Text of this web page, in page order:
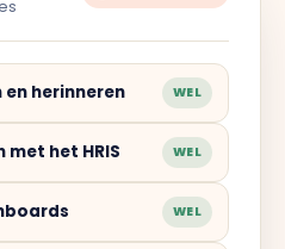
bekijken
en herinneren WEL
het HRIS WEL
WEL